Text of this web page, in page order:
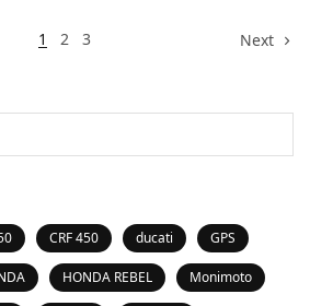
1 2 3 Next
CRF 450 ducati GPS
HONDA REBEL Monimoto